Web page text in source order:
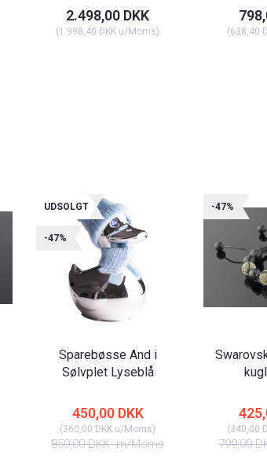
2.498,00 DKK
(1.998,40 DKK u/Moms) (638,40
UDSOLGT
-47%
Sparebøsse And i
Sølvplet Lyseblå
450,00 DKK
(360,00 DKK u/Moms)
850,00 DKKm/Moms
-47%
(340,00
799,00